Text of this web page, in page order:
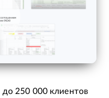
250 000 клиентов